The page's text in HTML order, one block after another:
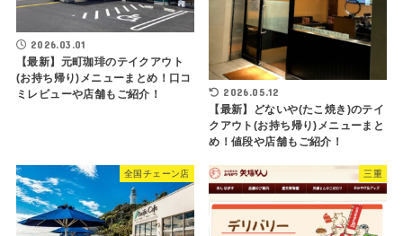
2026.03.01
【最新】元町珈琲のテイクアウト
(お持ち帰り)メニューまとめ！口コ
ミレビューや店舗もご紹介！
2026.05.12
【最新】どないや(たこ焼き)のテイ
クアウト(お持ち帰り)メニューまと
め！値段や店舗もご紹介！
全国チェーン店 三重